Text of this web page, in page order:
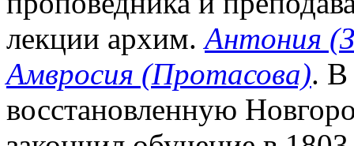
лекции архим.Антония
Амвросия (Протасова). В
восстановленную